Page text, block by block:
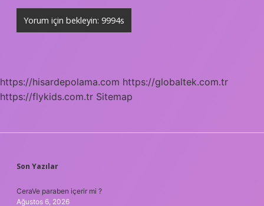
https://hisardepolama.com https://globaltek.com.tr
https://flykids.com.tr Sitemap
SIDEBAR
Son Yazılar
CeraVe paraben içerir mi ?
Ağustos 6, 2026